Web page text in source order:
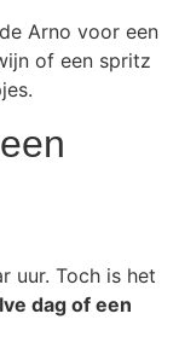
Arno voor een
of een spritz
uur. Toch is het
dag of een